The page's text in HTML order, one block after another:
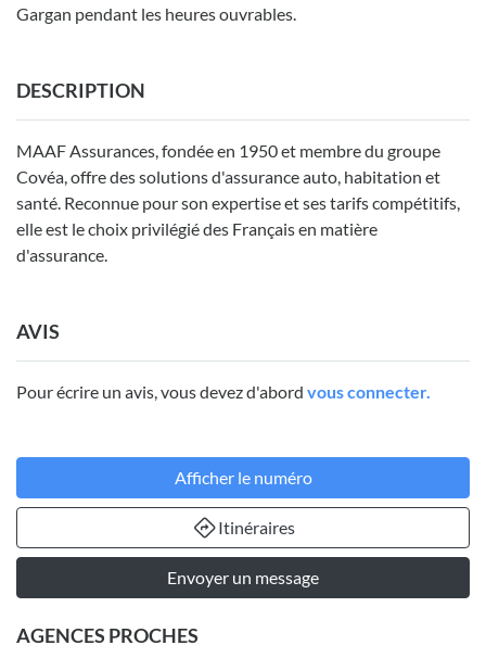
Gargan pendant les heures ouvrables.
DESCRIPTION
MAAF Assurances, fondée en 1950 et membre du groupe
Covéa, offre des solutions d'assurance auto, habitation et
santé. Reconnue pour son expertise et ses tarifs compétitifs,
elle est le choix privilégié des Français en matière
d'assurance.
AVIS
Pour écrire un avis, vous devez d'abord vous connecter.
Afficher le numéro
Itinéraires
Envoyer un message
AGENCES PROCHES